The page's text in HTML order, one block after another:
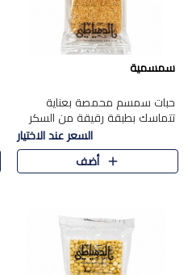
سمسمية
حبات سمسم محمصة بعناية
تتماسك بطبقة رقيقة من السكر
المكرمل، لتقدم طعم السمسم
المميز وقرمشتة التي ارتبطت ببهجة
المولد عبر الأجيال.
السعر عند الاختيار
أضف